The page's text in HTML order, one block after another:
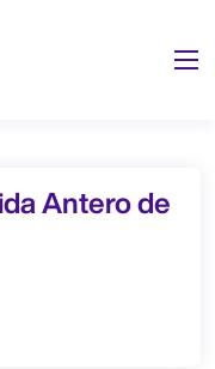
Antero de